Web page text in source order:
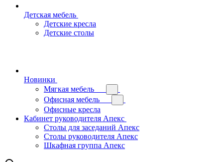
Детская мебель
Детские кресла
Детские столы
Новинки
Мягкая мебель
Офисная мебель
Офисные кресла
Кабинет руководителя Апекс
Столы для заседаний Апекс
Столы руководителя Апекс
Шкафная группа Апекс